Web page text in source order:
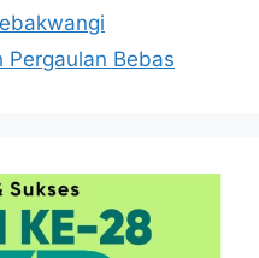
Pergaulan Bebas